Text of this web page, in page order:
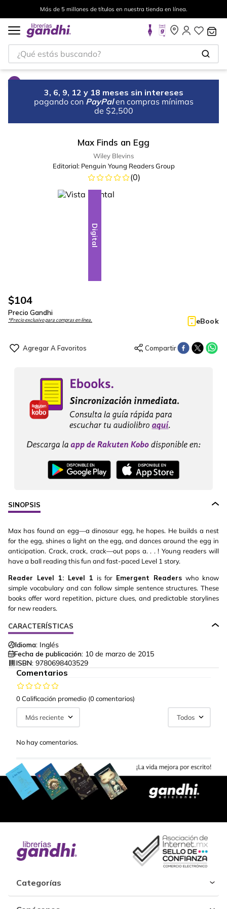
Más de 5 millones de títulos en nuestra tienda en línea.
¿Qué estás buscando?
3, 6, 9, 12 y 18 meses sin intereses
pagando con PayPal en compras mínimas
de $2,500
Max Finds an Egg
Wiley Blevins
Editorial: Penguin Young Readers Group
(0)
Digital
$104
Precio Gandhi
*Precio exclusivo para compras en línea. eBook
SINOPSIS
Max has found an egg—a dinosaur egg, he hopes. He builds a nest
for the egg, shines a light on the egg, and dances around the egg in
anticipation. Crack, crack, crack—out pops a. . . ! Young readers will
have a ball reading this fun and fast-paced Level 1 story.
Reader Level 1: Level 1 is for Emergent Readers who know
simple vocabulary and can follow simple sentence structures. These
books offer word repetition, picture clues, and predictable storylines
for new readers.
CARACTERÍSTICAS
Idioma: Inglés
Fecha de publicación: 10 de marzo de 2015
ISBN: 9780698403529
Comentarios
0 Calificación promedio (0 comentarios)
Más reciente Todos
No hay comentarios.
Categorías